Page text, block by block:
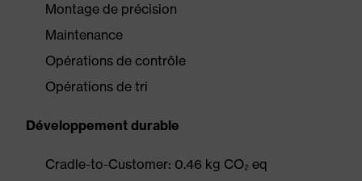
Montage de précision
Maintenance
Opérations de contrôle
Opérations de tri
Développement durable
Cradle-to-Customer: 0.46 kg CO₂ eq